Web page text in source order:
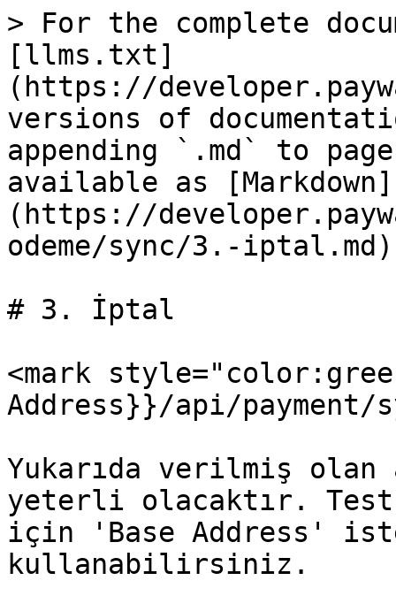
> For the complete
[llms.txt]
(https://
versions of
appending `.md` to
available as [Markdown]
(https://
odeme/sync/3.-
# 3. İptal
<mark
Address}}/api/payment/
Yukarıda verilmiş olan
yeterli olacaktır. Test
için 'Base Address'
kullanabilirsiniz.